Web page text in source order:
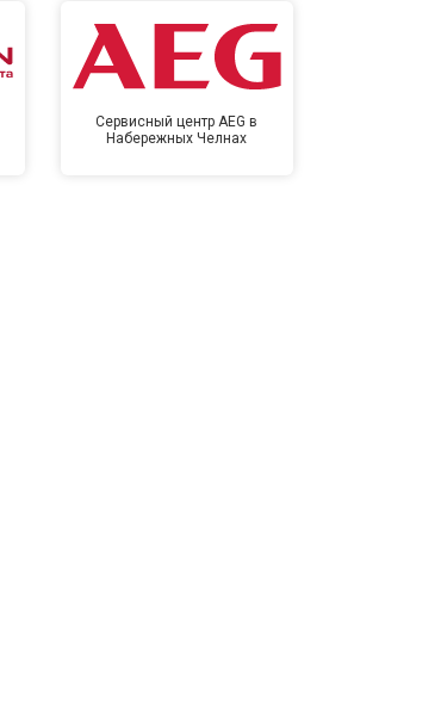
Сервисный центр AEG в
Набережных Челнах